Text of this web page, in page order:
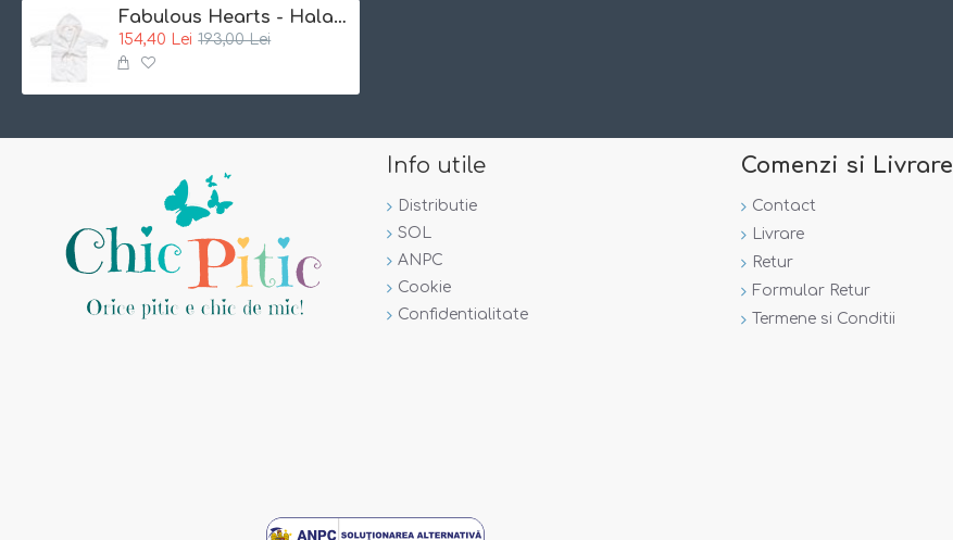
Fabulous Hearts - Halat supersoft
154,40 Lei 193,00 Lei
Info utile
Distributie
SOL
ANPC
Cookie
Confidentialitate
Comenzi si Livrare
Contact
Livrare
Retur
Formular Retur
Termene si Conditii